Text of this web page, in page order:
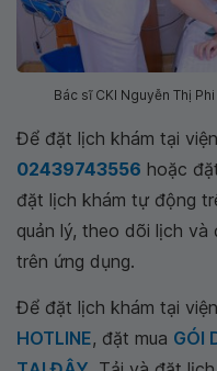
Bác sĩ CKI Nguyễn Thị
Để đặt lịch khám tại
02439743556 hoặc
đặt lịch khám tự động
quản lý, theo dõi lịch và
trên ứng dụng.
Để đặt lịch khám tại
HOTLINE, đặt mua GÓI